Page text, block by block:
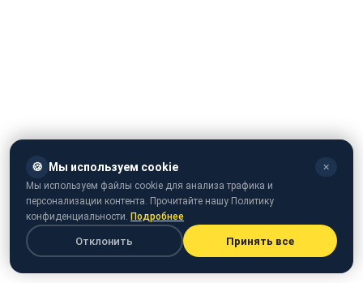
Що ви не знали про найпопулярнішого коміка країни
🍪 Мы используем cookie ✕
Мы используем файлы cookie для анализа трафика и
персонализации контента. Прочитайте нашу Политику
конфиденциальности. Подробнее
Отклонить Принять все